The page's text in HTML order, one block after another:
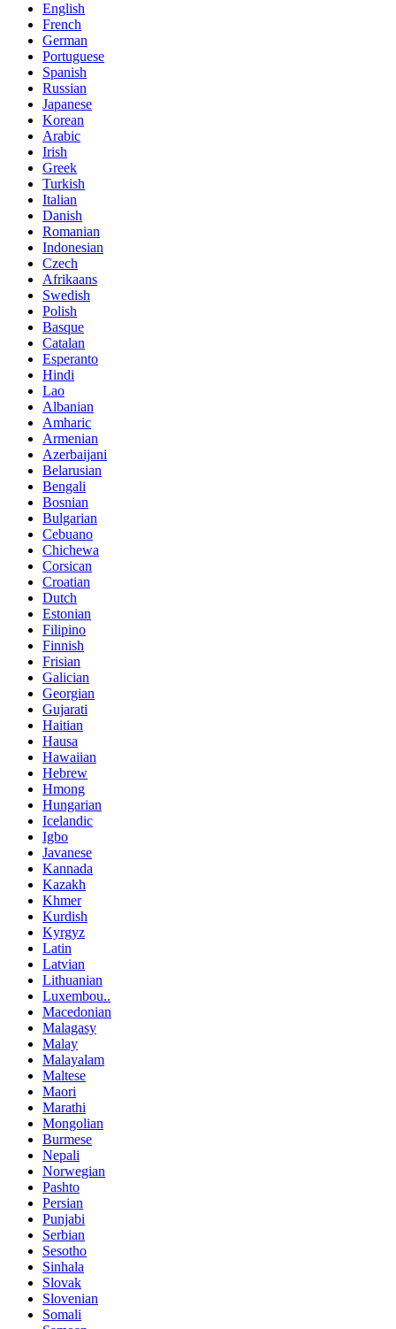
English
French
German
Portuguese
Spanish
Russian
Japanese
Korean
Arabic
Irish
Greek
Turkish
Italian
Danish
Romanian
Indonesian
Czech
Afrikaans
Swedish
Polish
Basque
Catalan
Esperanto
Hindi
Lao
Albanian
Amharic
Armenian
Azerbaijani
Belarusian
Bengali
Bosnian
Bulgarian
Cebuano
Chichewa
Corsican
Croatian
Dutch
Estonian
Filipino
Finnish
Frisian
Galician
Georgian
Gujarati
Haitian
Hausa
Hawaiian
Hebrew
Hmong
Hungarian
Icelandic
Igbo
Javanese
Kannada
Kazakh
Khmer
Kurdish
Kyrgyz
Latin
Latvian
Lithuanian
Luxembou..
Macedonian
Malagasy
Malay
Malayalam
Maltese
Maori
Marathi
Mongolian
Burmese
Nepali
Norwegian
Pashto
Persian
Punjabi
Serbian
Sesotho
Sinhala
Slovak
Slovenian
Somali